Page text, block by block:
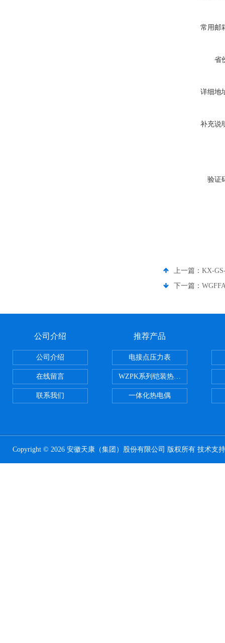
常用邮
省
详细地
补充说
验证
上一篇： KX-
下一篇：
公司介绍
公司介绍
在线留言
联系我们
推荐产品
电接点压力表
WZPK系列铠装热电阻
一体化热电偶
Copyright © 2026 安徽天康（集团）股份有限公司 版权所有 技术支